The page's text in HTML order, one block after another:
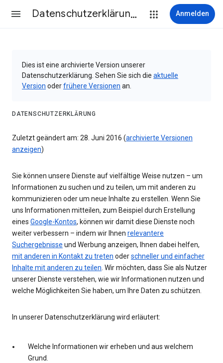
Datenschutzerklärung & Nutzungsbedingungen Anmelden
Dies ist eine archivierte Version unserer
Datenschutzerklärung. Sehen Sie sich die aktuelle
Version oderfrühere Versionen an.
DATENSCHUTZERKLÄRUNG
Zuletzt geändert am: 28. Juni 2016 (archivierte Versionen
anzeigen)
Sie können unsere Dienste auf vielfältige Weise nutzen – um
Informationen zu suchen und zu teilen, um mit anderen zu
kommunizieren oder um neue Inhalte zu erstellen. Wenn Sie
uns Informationen mitteilen, zum Beispiel durch Erstellung
eines Google-Kontos, können wir damit diese Dienste noch
weiter verbessern – indem wir Ihnen relevantere
Suchergebnisse und Werbung anzeigen, Ihnen dabei helfen,
mit anderen in Kontakt zu treten oderschneller und einfacher
Inhalte mit anderen zu teilen. Wir möchten, dass Sie als Nutzer
unserer Dienste verstehen, wie wir Informationen nutzen und
welche Möglichkeiten Sie haben, um Ihre Daten zu schützen.
In unserer Datenschutzerklärung wird erläutert:
Welche Informationen wir erheben und aus welchem
Grund.